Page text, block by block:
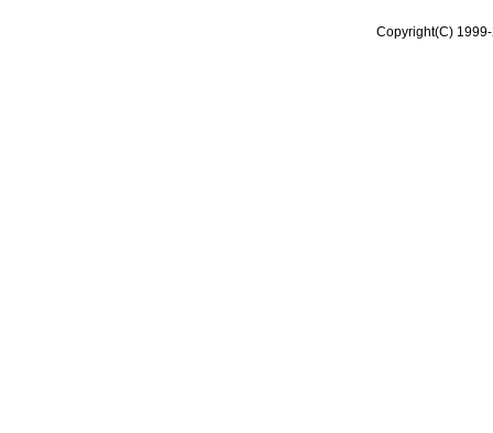
Copyright(C)